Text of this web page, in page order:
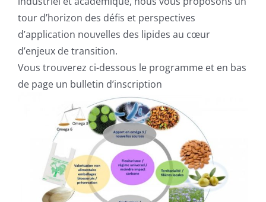
tour d’horizon des défis et perspectives
d’application nouvelles des lipides au cœur
d’enjeux de transition.
Vous trouverez ci-dessous le programme et en bas
de page un bulletin d’inscription